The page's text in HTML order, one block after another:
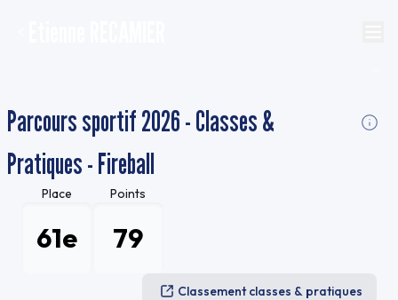
Parcours sportif 2026 - Classes &
Pratiques - Fireball
Place
61e
Points
79
Classement classes & pratiques